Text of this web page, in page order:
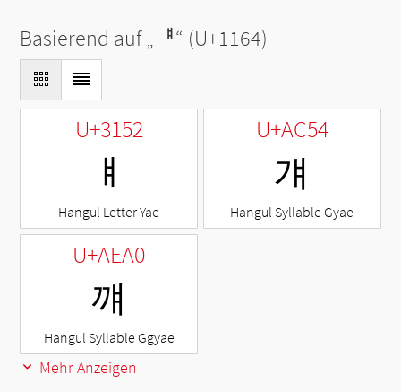
Basierend auf „ ᅤ“ (U+1164)
U+3152
ㅒ
Hangul Letter Yae
U+AC54
걔
Hangul Syllable Gyae
U+AEA0
꺠
Hangul Syllable Ggyae
Mehr Anzeigen